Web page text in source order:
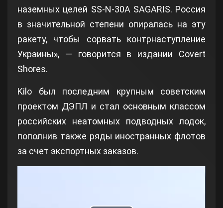
наземных целей SS-N-30A SAGARIS. Россия
в значительной степени опиралась на эту
ракету, чтобы сорвать контрнаступление
Украины», — говорится в издании Covert
Shores.
Kilo был последним крупным советским
проектом ДЭПЛ и стал основным классом
российских неатомных подводных лодок,
пополнив также ряды иностранных флотов
за счет экспортных заказов.